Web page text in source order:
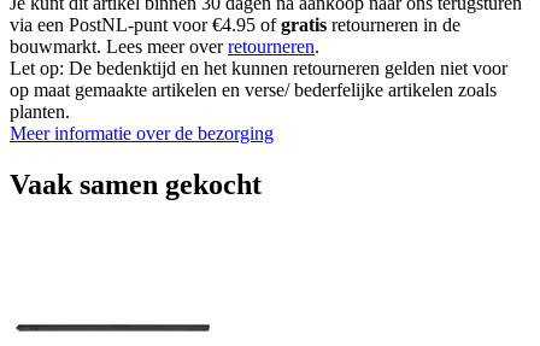
via een PostNL-punt voor €4.95 ofgratis retourneren in de
bouwmarkt. Lees meer overretourneren.
Let op: De bedenktijd en het kunnen retourneren gelden niet voor
op maat gemaakte artikelen en verse/ bederfelijke artikelen zoals
planten.
Meer informatie over de bezorging
Vaak samen gekocht